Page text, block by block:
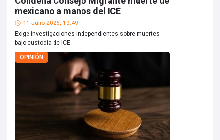
mexicano a manos del ICE
11 Julio 2026, 13:49
Exige investigaciones independientes sobre muertes
bajo custodia de ICE
OPINIÓN